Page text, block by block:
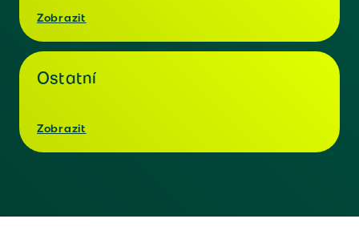
Zobrazit
Ostatní
Zobrazit